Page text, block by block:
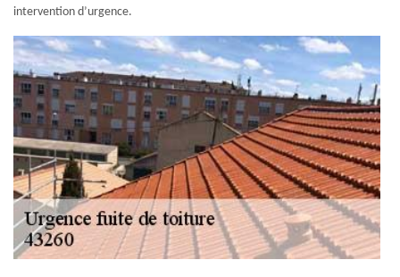
intervention d’urgence.